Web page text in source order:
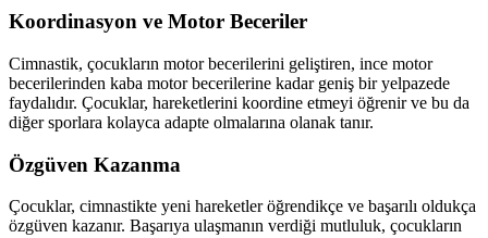
Koordinasyon ve Motor Beceriler
Cimnastik, çocukların motor becerilerini geliştiren, ince motor
becerilerinden kaba motor becerilerine kadar geniş bir yelpazede
faydalıdır. Çocuklar, hareketlerini koordine etmeyi öğrenir ve bu da
diğer sporlara kolayca adapte olmalarına olanak tanır.
Özgüven Kazanma
Çocuklar, cimnastikte yeni hareketler öğrendikçe ve başarılı oldukça
özgüven kazanır. Başarıya ulaşmanın verdiği mutluluk, çocukların